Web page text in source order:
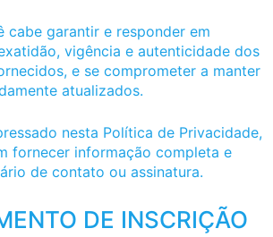
cabe garantir e responder em
vigência e autenticidade dos
e se comprometer a manter
atualizados.
nesta Política de Privacidade,
fornecer informação completa e
de contato ou assinatura.
DE INSCRIÇÃO